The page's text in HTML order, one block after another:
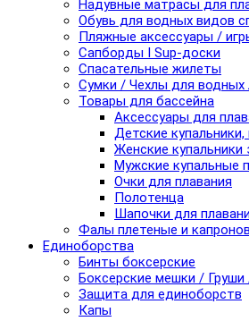
Надувные матрасы для
Обувь для водных видов
Пляжные аксессуары /
Сапборды I Sup-доски
Спасательные жилеты
Сумки / Чехлы для
Товары для бассейна
Аксессуары для
Детские купальники,
Женские
Мужские купальные
Очки для плавания
Полотенца
Шапочки для
Фалы плетеные и
Единоборства
Бинты боксерские
Боксерские мешки /
Защита для единоборств
Капы